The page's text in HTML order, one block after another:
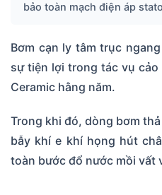
bảo toàn mạch điện áp
Bơm cạn ly tâm trục
sự tiện lợi trong tác vụ
Ceramic hằng năm.
Trong khi đó, dòng bơm
bẫy khí e khí họng hút
toàn bước đổ nước mồi vất